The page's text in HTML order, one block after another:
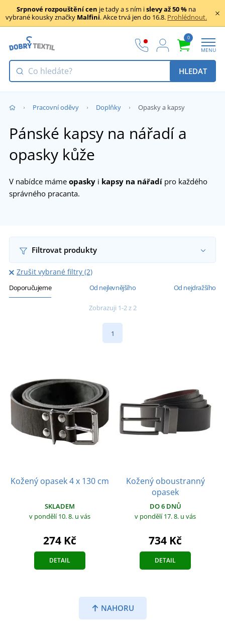
Srpnové rozpouštění cen je tady a s ním islevy až 50 % na
vybrané kousky značky Malfini. Akce trvá jen do 16.8. Prohlédnout.
0
MENU
HLEDAT
Pracovní oděvy Doplňky Opasky a kapsy
Pánské kapsy na nářadí a
opasky kůže
V nabídce máme opasky i kapsy na nářadí pro každého
správného pracanta.
Filtrovat produkty
Zrušit vybrané filtry (2)
Doporučujeme Od nejlevnějšího Od nejdražšího
Zobrazuji 1-2 z 2
1
Kožený opasek 4 x 130 cm
SKLADEM
v pondělí 10. 8. u vás
274 Kč
DETAIL
Kožený oboustranný
opasek
DO 6 DNŮ
v pondělí 17. 8. u vás
734 Kč
DETAIL
NAHORU